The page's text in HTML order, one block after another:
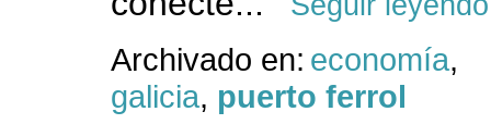
Archivado en: economía,
galicia, puerto ferrol